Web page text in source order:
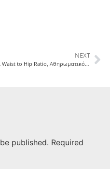
NEXT
Waist to Hip Ratio, Αθηρωματικός Δείκτης και η σπουδαιότητα τους
published. Required